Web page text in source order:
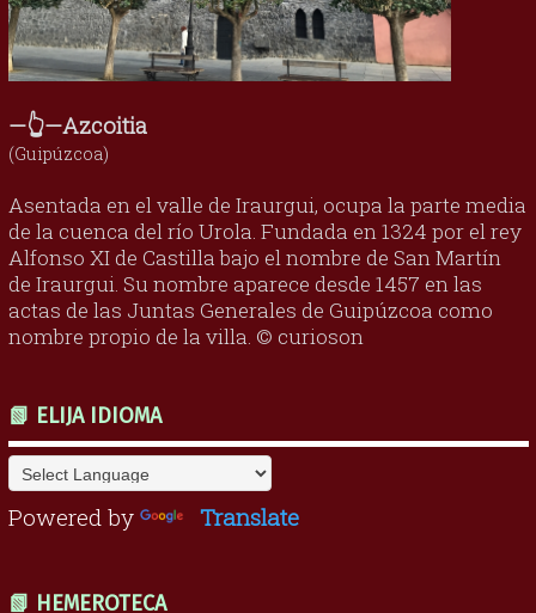
—👆—Azcoitia
(Guipúzcoa)
Asentada en el valle de Iraurgui, ocupa la parte media
de la cuenca del río Urola. Fundada en 1324 por el rey
Alfonso XI de Castilla bajo el nombre de San Martín
de Iraurgui. Su nombre aparece desde 1457 en las
actas de las Juntas Generales de Guipúzcoa como
nombre propio de la villa. © curioson
📗 ELIJA IDIOMA
Powered by Translate
📗 HEMEROTECA